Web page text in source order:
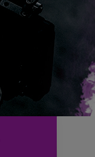
film